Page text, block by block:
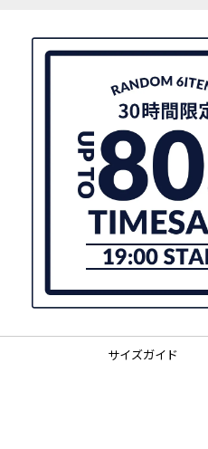
サイズガイド